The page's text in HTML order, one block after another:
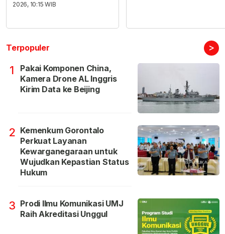
2026, 10:15 WIB
Terpopuler >
1
Pakai Komponen China,
Kamera Drone AL Inggris
Kirim Data ke Beijing
2 Kemenkum Gorontalo
Perkuat Layanan
Kewarganegaraan untuk
Wujudkan Kepastian Status
Hukum
3 Prodi Ilmu Komunikasi UMJ
Raih Akreditasi Unggul